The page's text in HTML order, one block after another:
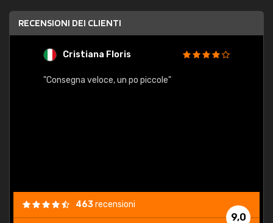
RECENSIONI DEI CLIENTI
Cristiana Floris
"Consegna veloce, un po piccole"
9,0
463recensioni